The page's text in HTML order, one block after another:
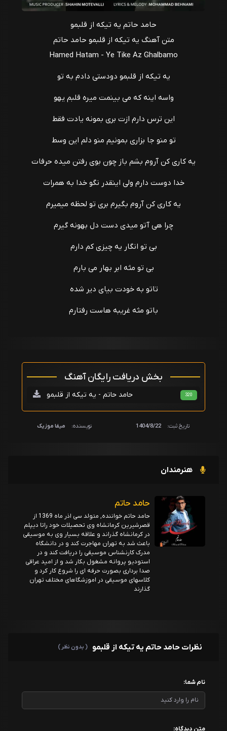
حامد حاتم یه تیکه از قلبمو
متن آهنگ یه تیکه از قلبمو حامد حاتم
Hamed Hatam - Ye Tike Az Ghalbamo
یه تیکه از قلبمو دودستی دادم به تو
واسه اینه که می بینمت میره قلبم یهو
این ترس دارم ازت بری بمونه یادت فقط
تو منو جا بزاری بمونیم منو دلم این وسط
یه کاری کن آروم بشم باز چون بوی رفتن میده حرفات
خدا دوست دارم ولی اینقدر نگو خدا به همرات
یه کاری کن آروم بگیرم بری تو لحظه میمیرم
چرا هی آتو میدی دست دل بهونه گیرم
بی تو انگار یه چیزی کم دارم
بی تو مثه ابر بهار می بارم
تاتو به خودت بیای دیر شده
باتو مثه غریبه هاست رفتارم
بخش دریافت رایگان آهنگ
حامد حاتم - یه تیکه از قلبمو 320
تاریخ ثبت: 1404/8/22 نویسنده: میفا موزیک
هنرمندان
حامد حاتم
حامد حاتم خواننده, متولد سی اذر ماه 1369 از
قصرشیرین کرمانشاه وی تحصیلات خود راتا دیپلم
در کرمانشاه گذراند و علاقه بسیار وی به موسیقی
باعث شد به تهران مهاجرت کند و در دانشگاه
مدرک کارنشناس موسیقی را دریافت کند و در
استودیو پروانه مشغول بکار شد و از امید عراقی
صدا برداری بصورت حرفه ای را شروع کار کرد و
کلاسهای موسیقی در اموزشگاهای مختلف تهران
گذارند
نظرات حامد حاتم یه تیکه از قلبمو ( بدون نظر )
نام شما:
متن دیدگاه: